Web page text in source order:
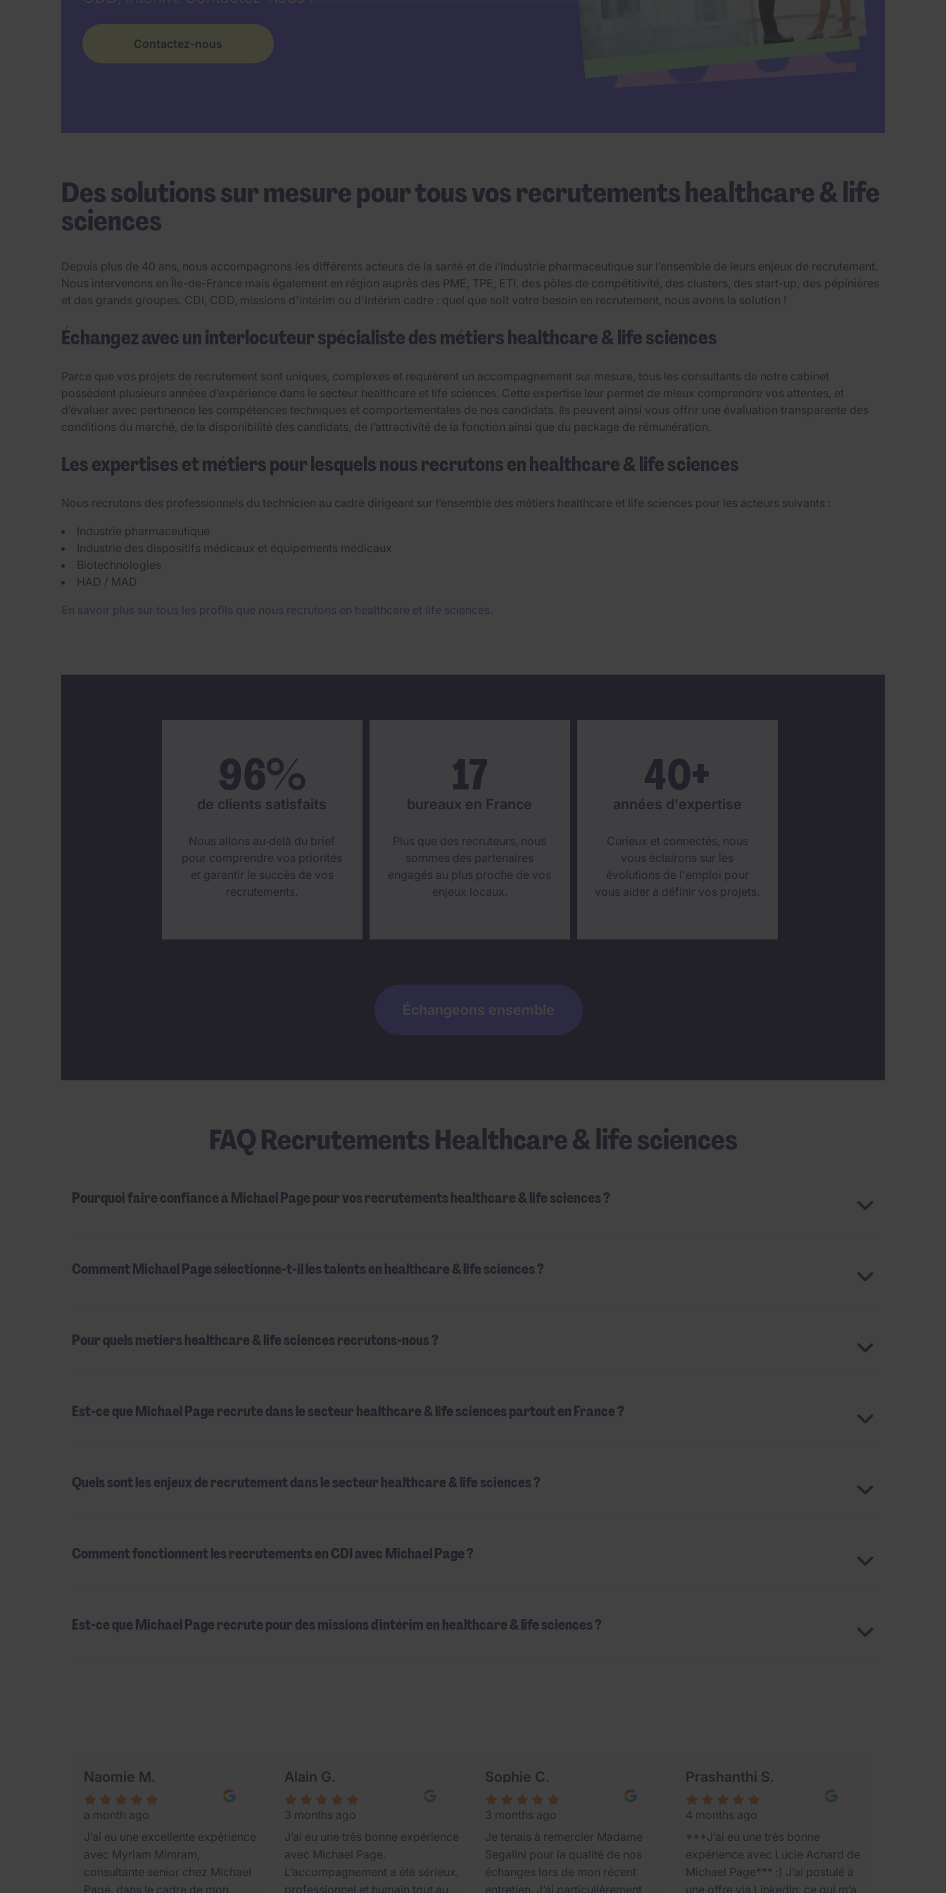
Contactez-nous
Des solutions sur mesure pour tous vos recrutements healthcare & life
sciences
Depuis plus de 40 ans, nous accompagnons les différents acteurs de la santé et de l’industrie pharmaceutique sur l’ensemble de leurs enjeux de recrutement.
Nous intervenons en Île-de-France mais également en région auprès des PME, TPE, ETI, des pôles de compétitivité, des clusters, des start-up, des pépinières
et des grands groupes. CDI, CDD, missions d'intérim ou d'intérim cadre : quel que soit votre besoin en recrutement, nous avons la solution !
Échangez avec un interlocuteur spécialiste des métiers healthcare & life sciences
Parce que vos projets de recrutement sont uniques, complexes et requièrent un accompagnement sur mesure, tous les consultants de notre cabinet
possèdent plusieurs années d’expérience dans le secteur healthcare et life sciences. Cette expertise leur permet de mieux comprendre vos attentes, et
d’évaluer avec pertinence les compétences techniques et comportementales de nos candidats. Ils peuvent ainsi vous offrir une évaluation transparente des
conditions du marché, de la disponibilité des candidats, de l’attractivité de la fonction ainsi que du package de rémunération.
Les expertises et métiers pour lesquels nous recrutons en healthcare & life sciences
Nous recrutons des professionnels du technicien au cadre dirigeant sur l’ensemble des métiers healthcare et life sciences pour les acteurs suivants :
Industrie pharmaceutique
Industrie des dispositifs médicaux et équipements médicaux
Biotechnologies
HAD / MAD
En savoir plus sur tous les profils que nous recrutons en healthcare et life sciences.
96%
de clients satisfaits
Nous allons au‑delà du brief
pour comprendre vos priorités
et garantir le succès de vos
recrutements.
17
bureaux en France
Plus que des recruteurs, nous
sommes des partenaires
engagés au plus proche de vos
enjeux locaux.
40+
années d'expertise
Curieux et connectés, nous
vous éclairons sur les
évolutions de l'emploi pour
vous aider à définir vos projets.
Échangeons ensemble
FAQ Recrutements Healthcare & life sciences
Pourquoi faire confiance à Michael Page pour vos recrutements healthcare & life sciences ?
Comment Michael Page sélectionne-t-il les talents en healthcare & life sciences ?
Pour quels métiers healthcare & life sciences recrutons-nous ?
Est-ce que Michael Page recrute dans le secteur healthcare & life sciences partout en France ?
Quels sont les enjeux de recrutement dans le secteur healthcare & life sciences ?
Comment fonctionnent les recrutements en CDI avec Michael Page ?
Est-ce que Michael Page recrute pour des missions d'intérim en healthcare & life sciences ?
Naomie M.
a month ago
J’ai eu une excellente expérience
avec Myriam Mimram,
consultante senior chez Michael
Page, dans le cadre de mon
Alain G.
3 months ago
J’ai eu une très bonne expérience
avec Michael Page.
L’accompagnement a été sérieux,
professionnel et humain tout au
Sophie C.
3 months ago
Je tenais à remercier Madame
Segalini pour la qualité de nos
échanges lors de mon récent
entretien. J’ai particulièrement
Prashanthi S.
4 months ago
***J’ai eu une très bonne
expérience avec Lucie Achard de
Michael Page*** :) J’ai postulé à
une offre via LinkedIn, ce qui m’a